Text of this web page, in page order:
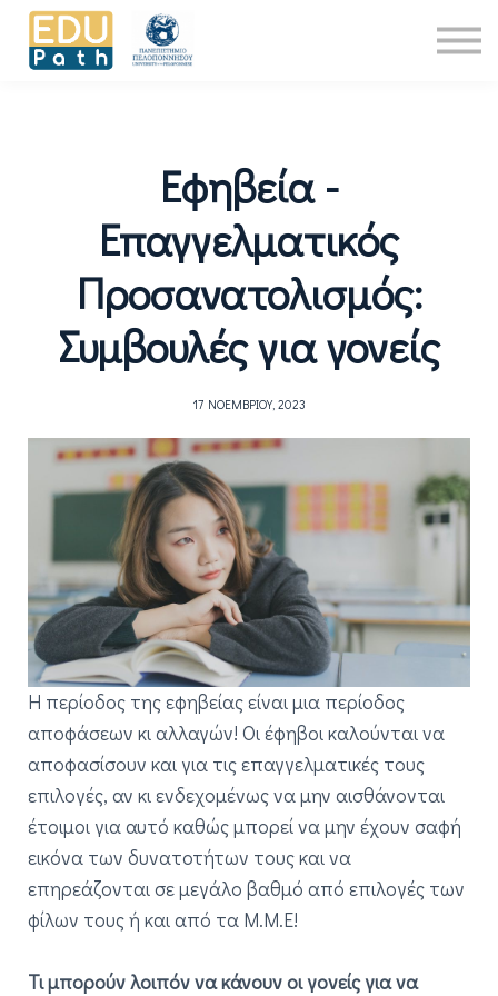
Είσοδος
Εφηβεία -
Επαγγελματικός
Προσανατολισμός:
Συμβουλές για γονείς
17 ΝΟΕΜΒΡΊΟΥ, 2023
Η περίοδος της εφηβείας είναι μια περίοδος
αποφάσεων κι αλλαγών! Οι έφηβοι καλούνται να
αποφασίσουν και για τις επαγγελματικές τους
επιλογές, αν κι ενδεχομένως να μην αισθάνονται
έτοιμοι για αυτό καθώς μπορεί να μην έχουν σαφή
εικόνα των δυνατοτήτων τους και να
επηρεάζονται σε μεγάλο βαθμό από επιλογές των
φίλων τους ή και από τα Μ.Μ.Ε!
Τι μπορούν λοιπόν να κάνουν οι γονείς για να